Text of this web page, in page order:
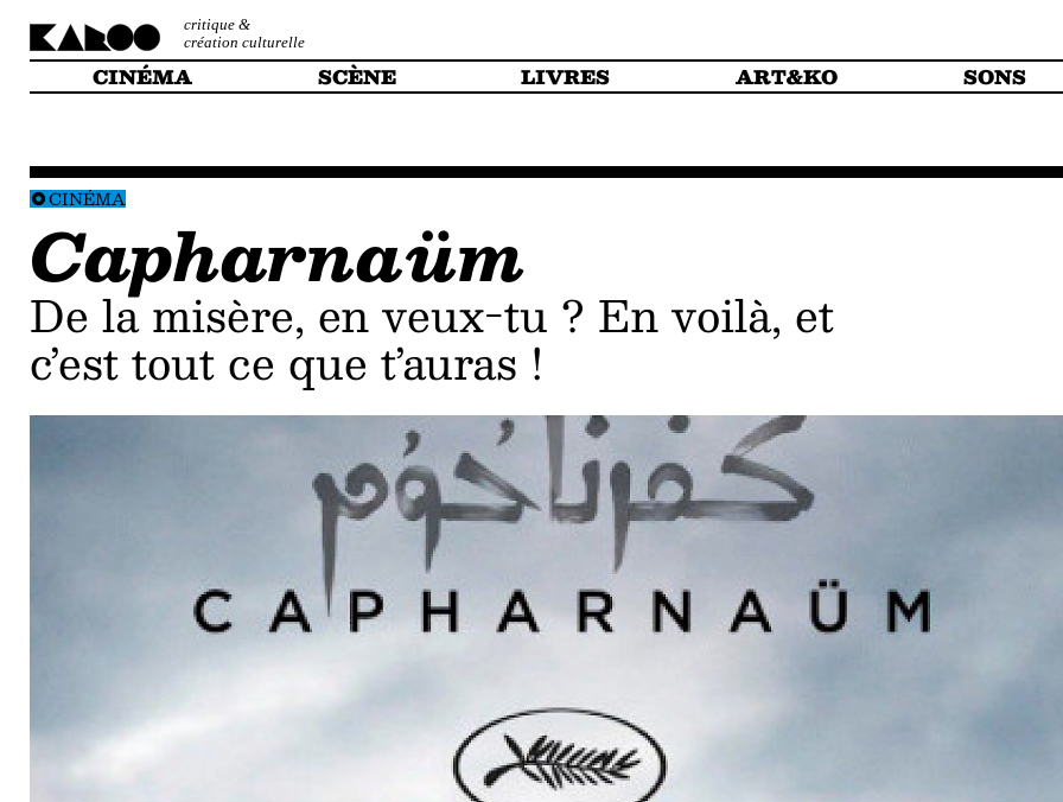
critique &
création culturelle
CINÉMA SCÈNE LIVRES ART&KO SONS
CINÉMA
Capharnaüm
De la misère, en veux-tu ? En voilà, et
c’est tout ce que t’auras !